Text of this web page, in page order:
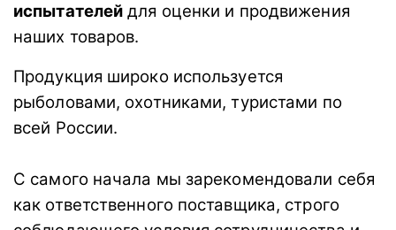
испытателей для оценки и продвижения
наших товаров.
Продукция широко используется
рыболовами, охотниками, туристами по
всей России.
С самого начала мы зарекомендовали себя
как ответственного поставщика, строго